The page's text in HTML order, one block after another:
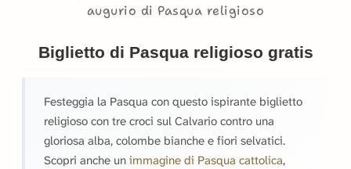
augurio di Pasqua religioso
Biglietto di Pasqua religioso gratis
Festeggia la Pasqua con questo ispirante biglietto
religioso con tre croci sul Calvario contro una
gloriosa alba, colombe bianche e fiori selvatici.
Scopri anche un immagine di Pasqua cattolica,